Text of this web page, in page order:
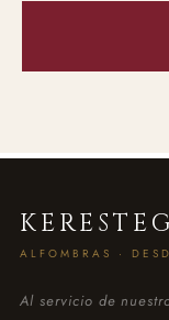
ALFOMBRAS ·
Al servicio de